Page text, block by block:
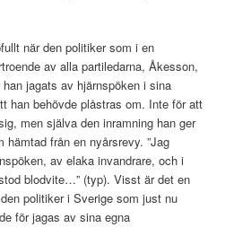
när den politiker som i en
av alla partiledarna, Åkesson,
jagats av hjärnspöken i sina
han behövde plåstras om. Inte för att
men själva den inramning han ger
från en nyårsrevy. ”Jag
av elaka invandrare, och i
blodvite…” (typ). Visst är det en
politiker i Sverige som just nu
för jagas av sina egna